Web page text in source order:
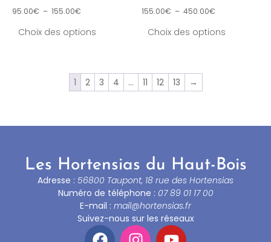
95.00€ – 155.00€
Choix des options
155.00€ – 450.00€
Choix des options
1 2 3 4 … 11 12 13 →
Les Hortensias du Haut-Bois
Adresse : 56800 Taupont, 18 rue des Hortensias
Numéro de téléphone : 07 89 01 17 00
E-mail : mail@hortensias.fr
Suivez-nous sur les réseaux